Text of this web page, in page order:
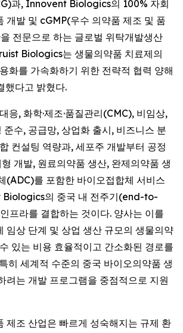
과, Innovent Biologics의 100% 자회
개발 및 cGMP(우수 의약품 제조 및 품
전문으로 하는 글로벌 위탁개발생산
Biologics는 생물의약품 치료제의
화를 가속화하기 위한 전략적 협력 양해
했다고 밝혔다.
응, 화학·제조·품질관리(CMC), 비임상,
준수, 공급망, 상업화 출시, 비즈니스 분
컨설팅 역량과, 세포주 개발부터 공정
개발, 원료의약품 생산, 완제의약품 생
(ADC)를 포함한 바이오접합체 서비스
Biologics의 중국 내 전주기(end-to-
프라를 결합하는 것이다. 양사는 이를
임상 단계 및 상업 생산 규모의 생물의약
있는 비용 효율적이고 간소화된 경로를
히 세계적 수준의 중국 바이오의약품 생
려는 개발 프로그램을 중점적으로 지원
제조 산업은 빠르게 성숙해지는 규제 환